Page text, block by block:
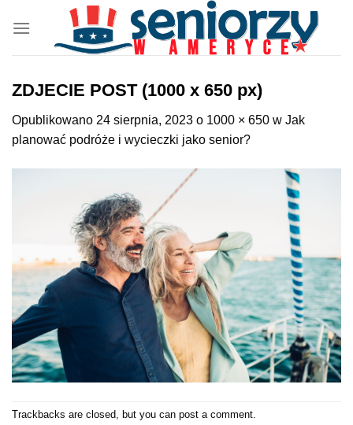
zawartości
ZDJECIE POST (1000 x 650 px)
Opublikowano 24 sierpnia, 2023 o 1000 × 650 w Jak
planować podróże i wycieczki jako senior?
Trackbacks are closed, but you can post a comment.